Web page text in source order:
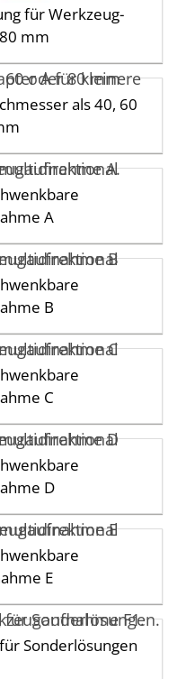
für Werkzeug­
mm
als 40, 60
A
B
C
D
E
Sonderlösungen